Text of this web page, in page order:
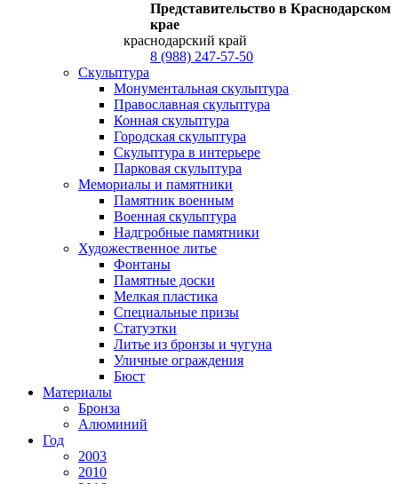
Представительство в Краснодарском
крае
краснодарский край
8 (988) 247-57-50
Скульптура
Монументальная скульптура
Православная скульптура
Конная скульптура
Городская скульптура
Скульптура в интерьере
Парковая скульптура
Мемориалы и памятники
Памятник военным
Военная скульптура
Надгробные памятники
Художественное литье
Фонтаны
Памятные доски
Мелкая пластика
Специальные призы
Статуэтки
Литье из бронзы и чугуна
Уличные ограждения
Бюст
Материалы
Бронза
Алюминий
Год
2003
2010